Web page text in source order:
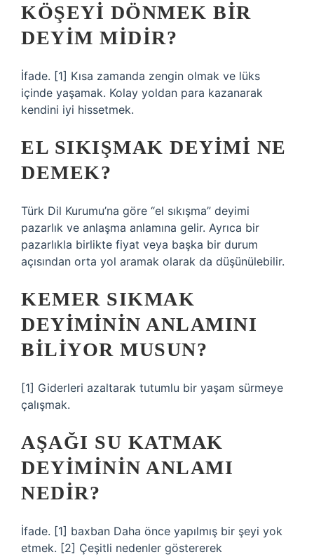
KÖŞEYI DÖNMEK BIR
DEYIM MIDIR?
İfade. [1] Kısa zamanda zengin olmak ve lüks
içinde yaşamak. Kolay yoldan para kazanarak
kendini iyi hissetmek.
EL SIKIŞMAK DEYIMI NE
DEMEK?
Türk Dil Kurumu’na göre “el sıkışma” deyimi
pazarlık ve anlaşma anlamına gelir. Ayrıca bir
pazarlıkla birlikte fiyat veya başka bir durum
açısından orta yol aramak olarak da düşünülebilir.
KEMER SIKMAK
DEYIMININ ANLAMINI
BILIYOR MUSUN?
[1] Giderleri azaltarak tutumlu bir yaşam sürmeye
çalışmak.
AŞAĞI SU KATMAK
DEYIMININ ANLAMI
NEDIR?
İfade. [1] baxban Daha önce yapılmış bir şeyi yok
etmek. [2] Çeşitli nedenler göstererek